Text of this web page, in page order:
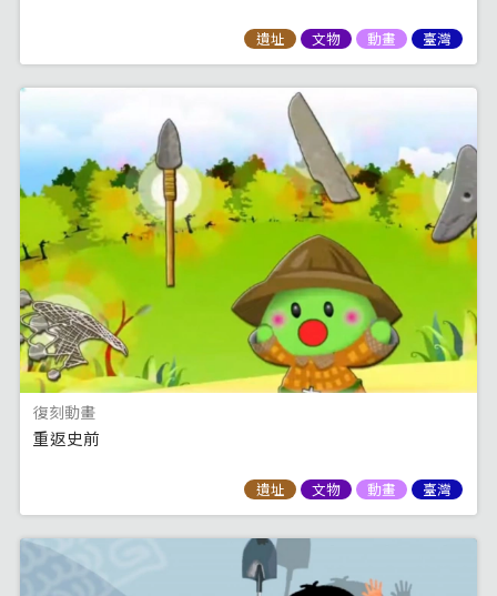
遺址 文物 動畫 臺灣
復刻動畫
重返史前
遺址 文物 動畫 臺灣